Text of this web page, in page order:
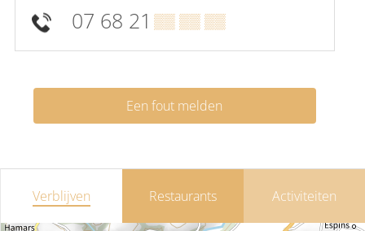
07 68 21 ▒▒ ▒▒ ▒▒
Een fout melden
Verblijven Restaurants Activiteiten